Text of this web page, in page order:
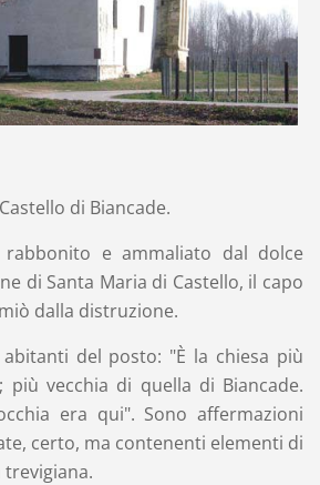
di Biancade.
rabbonito e ammaliato dal dolce
di Santa Maria di Castello, il capo
dalla distruzione.
del posto: "È la chiesa più
più vecchia di quella di Biancade.
era qui". Sono affermazioni
certo, ma contenenti elementi di